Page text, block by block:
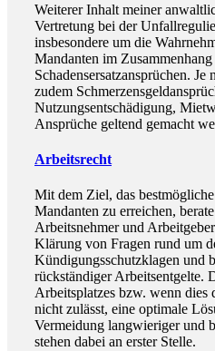
Weiterer Inhalt meiner
Vertretung bei der
insbesondere um die
Mandanten im
Schadensersatzansprüchen. Je
zudem
Nutzungsentschädigung,
Ansprüche geltend gemacht
Arbeitsrecht
Mit dem Ziel, das
Mandanten zu erreichen,
Arbeitsnehmer und
Klärung von Fragen rund um
Kündigungsschutzklagen und
rückständiger Arbeitsentgelte.
Arbeitsplatzes bzw. wenn dies
nicht zulässt, eine optimale
Vermeidung langwieriger und
stehen dabei an erster Stelle.